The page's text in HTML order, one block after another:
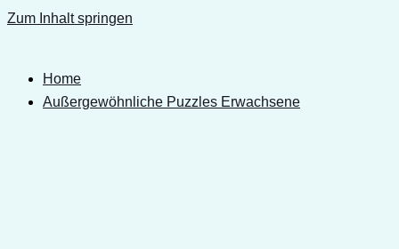
Zum Inhalt springen
Home
Außergewöhnliche Puzzles Erwachsene